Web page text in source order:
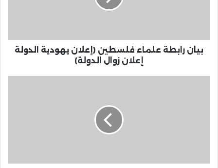
بيان رابطة علماء فلسطين (إعلان يهودية الدولة
إعلان زوال الدولة)